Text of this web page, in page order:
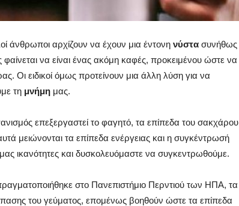
άνθρωποι αρχίζουν να έχουν μια έντονη νύστα συνήθως
φαίνεται να είναι ένας ακόμη καφές, προκειμένου ώστε να
Οι ειδικοί όμως προτείνουν μια άλλη λύση για να
τη μνήμη μας.
επεξεργαστεί το φαγητό, τα επίπεδα του σακχάρου
μειώνονται τα επίπεδα ενέργειας και η συγκέντρωσή
ικανότητες και δυσκολευόμαστε να συγκεντρωθούμε.
στο Πανεπιστήμιο Περντιού των ΗΠΑ, τα
του γεύματος, επομένως βοηθούν ώστε τα επίπεδα